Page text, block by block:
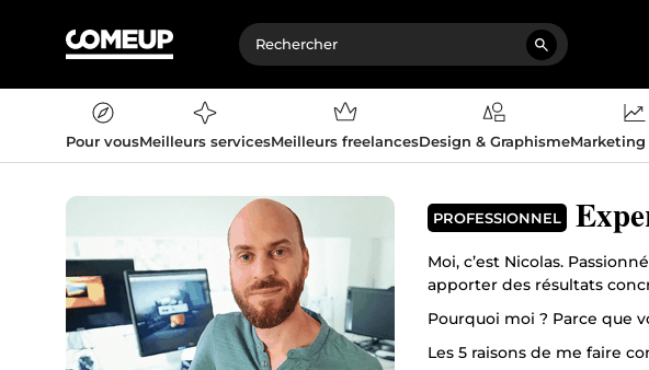
Pour vousMeilleurs servicesMeilleurs freelancesDesign & Graphisme
PROFESSIONNEL
Moi, c’est Nicolas.
apporter des résultats
Pourquoi moi ? Parce que
Les 5 raisons de me faire